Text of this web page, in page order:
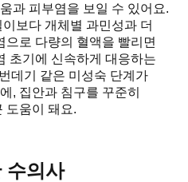
과 피부염을 보일 수 있어요.
보다 개체별 과민성과 더
으로 다량의 혈액을 빨리면
초기에 신속하게 대응하는
데기 같은 미성숙 단계가
, 집안과 침구를 꾸준히
도움이 돼요.
수의사